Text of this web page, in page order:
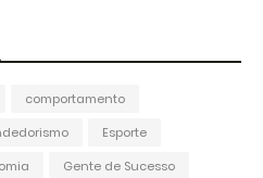
comportamento
Esporte
Gente de Sucesso